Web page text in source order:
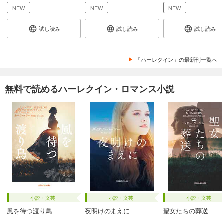
NEW
試し読み
NEW
試し読み
NEW
試し読み
「ハーレクイン」の最新刊一覧へ
無料で読めるハーレクイン・ロマンス小説
小説・文芸
風を待つ渡り鳥
小説・文芸
夜明けのまえに
小説・文芸
聖女たちの葬送